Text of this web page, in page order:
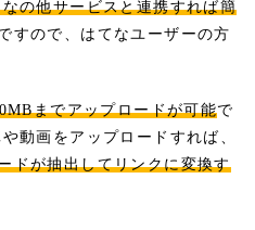
の他サービスと連携すれば簡
すので、はてなユーザーの方
までアップロードが可能で
動画をアップロードすれば、
ドが抽出してリンクに変換す